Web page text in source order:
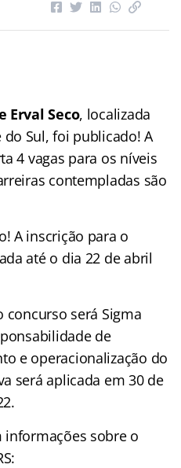
Erval Seco, localizada
do Sul, foi publicado! A
4 vagas para os níveis
contempladas são
A inscrição para o
até o dia 22 de abril
concurso será Sigma
de
e operacionalização do
será aplicada em 30 de
sobre o